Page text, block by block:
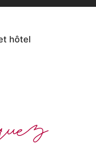
hôtel